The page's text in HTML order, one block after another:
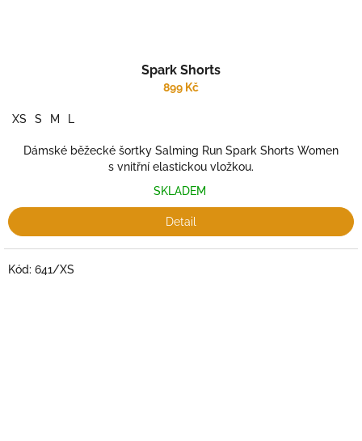
Spark Shorts
899 Kč
XS S M L
Dámské běžecké šortky Salming Run Spark Shorts Women
s vnitřní elastickou vložkou.
SKLADEM
Detail
Kód: 641/XS